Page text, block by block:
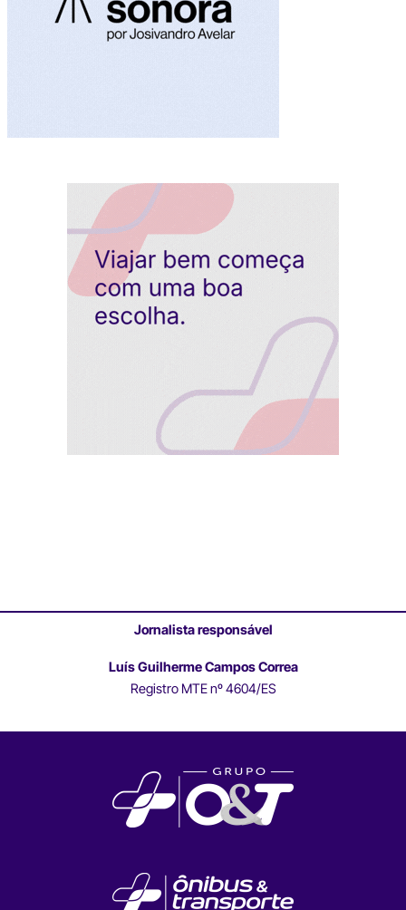
Jornalista responsável
Luís Guilherme Campos Correa
Registro MTE nº 4604/ES